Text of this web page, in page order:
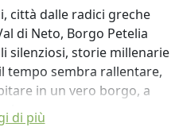
città dalle radici greche
di Neto, Borgo Petelia
silenziosi, storie millenarie
tempo sembra rallentare,
in un vero borgo, a
di più